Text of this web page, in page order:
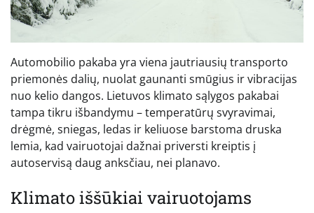
Automobilio pakaba yra viena jautriausių transporto
priemonės dalių, nuolat gaunanti smūgius ir vibracijas
nuo kelio dangos. Lietuvos klimato sąlygos pakabai
tampa tikru išbandymu – temperatūrų svyravimai,
drėgmė, sniegas, ledas ir keliuose barstoma druska
lemia, kad vairuotojai dažnai priversti kreiptis į
autoservisą daug anksčiau, nei planavo.
Klimato iššūkiai vairuotojams